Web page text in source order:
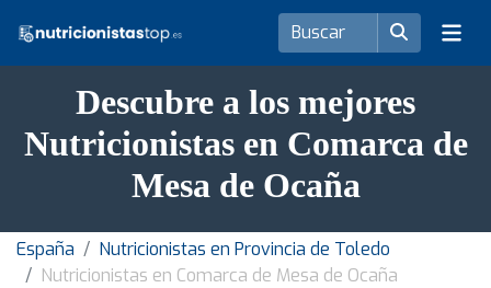
Descubre a los mejores
Nutricionistas en Comarca de
Mesa de Ocaña
España
Nutricionistas en Provincia de Toledo
Nutricionistas en Comarca de Mesa de Ocaña